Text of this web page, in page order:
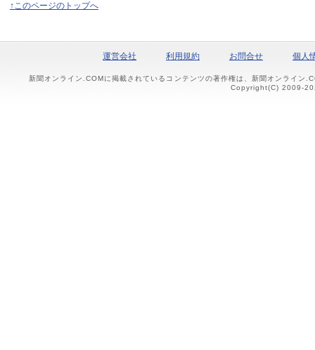
↑このページのトップへ
運営会社 利用規約 お問合せ 個人
新聞オンライン.COMに掲載されているコンテンツの著作権は、新聞オンライン
Copyright(C) 2009-